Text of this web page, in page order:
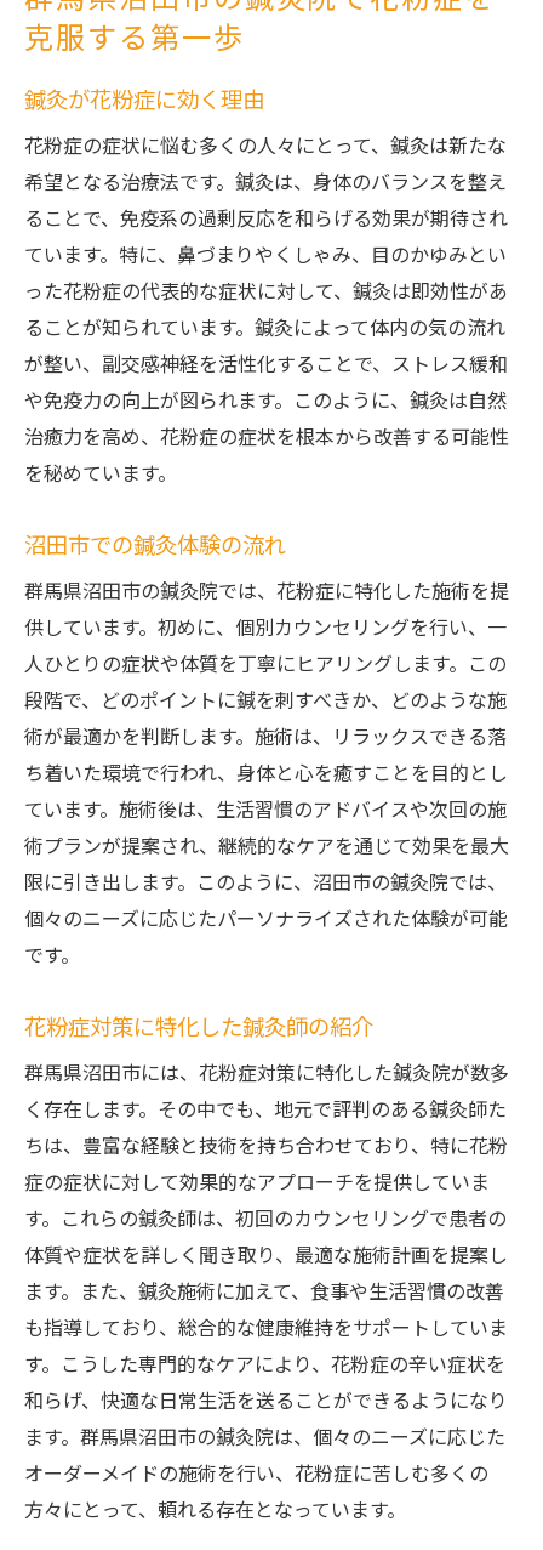
克服する第一歩
鍼灸が花粉症に効く理由
花粉症の症状に悩む多くの人々にとって、鍼灸は新たな
希望となる治療法です。鍼灸は、身体のバランスを整え
ることで、免疫系の過剰反応を和らげる効果が期待され
ています。特に、鼻づまりやくしゃみ、目のかゆみとい
った花粉症の代表的な症状に対して、鍼灸は即効性があ
ることが知られています。鍼灸によって体内の気の流れ
が整い、副交感神経を活性化することで、ストレス緩和
や免疫力の向上が図られます。このように、鍼灸は自然
治癒力を高め、花粉症の症状を根本から改善する可能性
を秘めています。
沼田市での鍼灸体験の流れ
群馬県沼田市の鍼灸院では、花粉症に特化した施術を提
供しています。初めに、個別カウンセリングを行い、一
人ひとりの症状や体質を丁寧にヒアリングします。この
段階で、どのポイントに鍼を刺すべきか、どのような施
術が最適かを判断します。施術は、リラックスできる落
ち着いた環境で行われ、身体と心を癒すことを目的とし
ています。施術後は、生活習慣のアドバイスや次回の施
術プランが提案され、継続的なケアを通じて効果を最大
限に引き出します。このように、沼田市の鍼灸院では、
個々のニーズに応じたパーソナライズされた体験が可能
です。
花粉症対策に特化した鍼灸師の紹介
群馬県沼田市には、花粉症対策に特化した鍼灸院が数多
く存在します。その中でも、地元で評判のある鍼灸師た
ちは、豊富な経験と技術を持ち合わせており、特に花粉
症の症状に対して効果的なアプローチを提供していま
す。これらの鍼灸師は、初回のカウンセリングで患者の
体質や症状を詳しく聞き取り、最適な施術計画を提案し
ます。また、鍼灸施術に加えて、食事や生活習慣の改善
も指導しており、総合的な健康維持をサポートしていま
す。こうした専門的なケアにより、花粉症の辛い症状を
和らげ、快適な日常生活を送ることができるようになり
ます。群馬県沼田市の鍼灸院は、個々のニーズに応じた
オーダーメイドの施術を行い、花粉症に苦しむ多くの
方々にとって、頼れる存在となっています。